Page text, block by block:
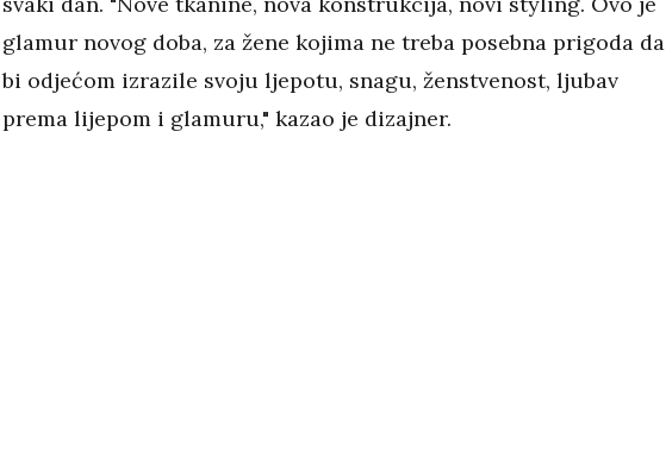
glamur novog doba, za žene kojima ne treba posebna prigoda da
bi odjećom izrazile svoju ljepotu, snagu, ženstvenost, ljubav
prema lijepom i glamuru," kazao je dizajner.